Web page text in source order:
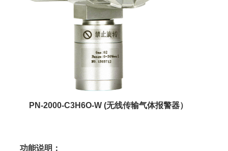
PN-2000-C3H6O-W (无线传输气体报警器）
功能说明：